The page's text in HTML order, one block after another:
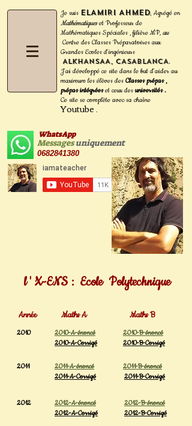
Je suis ELAMIRI Ahmed, Agrégé en
Mathématiqueset Professeur de
Mathématiques Spéciales , filière MP, au
Centre des Classes Préparatoires aux
Grandes Ecoles d'ingénieurs
ALKHANSAA, CASABLANCA.
J'ai développé ce site dans le but d'aider au
maximum lesélèves desClasses prépas ,
prépas intégréeset ceux desuniversités .
Ce site se complète avec sa chaîne
Youtube .
WhatsApp
Messagesuniquement
0682841380
l ' X-ENS : Ecole Polytechnique
Année
2010
Maths A
2010-A-énoncé
2010-A-Corrigé
Maths B
2010-B-énoncé
2010-B-Corrigé
2011
2011-A-énoncé
2011-A-Corrigé
2011-B-énoncé
2011-B-Corrigé
2012
2012-A-énoncé
2012-A-Corrigé
2012-B-énoncé
2012-B-Corrigé